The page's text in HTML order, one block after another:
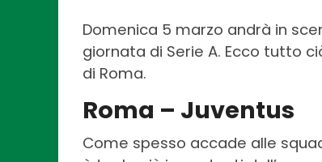
Domenica 5 marzo andrà in
giornata di Serie A. Ecco tutto
di Roma.
Roma – Juventus
Come spesso accade alle